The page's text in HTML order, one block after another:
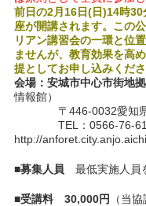
前日の2月16日(日)14時
座が開講されます。この
リアン講習会の一環と位
ませんが、教育効果を高
提としてお申し込みくださ
会場：安城市中心市街地
情報館）
〒446-0032愛知県
TEL：0566-76-
http://
■募集人員 最低実施人員
■受講料 30,000円
（当